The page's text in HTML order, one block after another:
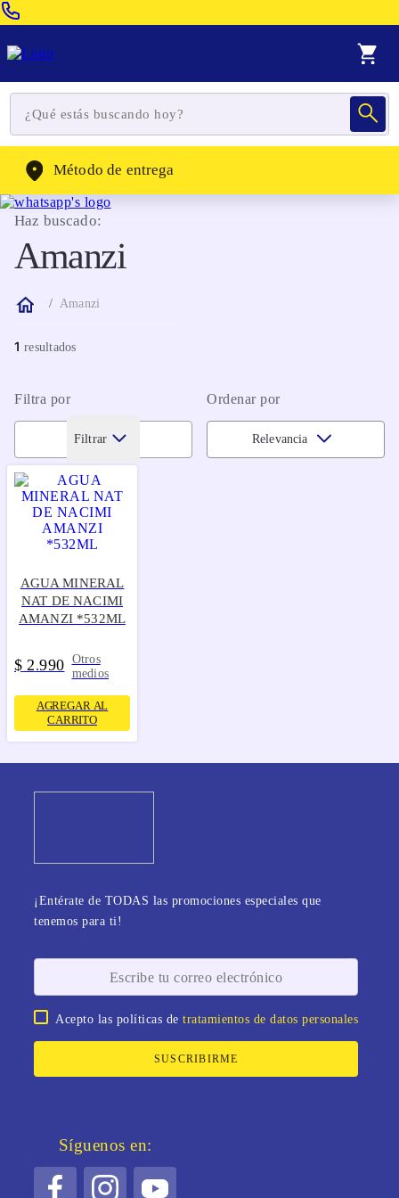
WhatsApp: (302) 262-4104
Método de entrega
Haz buscado:
Amanzi
Amanzi
1
Filtra por Ordenar por
Filtrar Relevancia
AGUA MINERAL
NAT DE NACIMI
AMANZI *532ML
$ 2.990 Otros
medios
AGREGAR AL
CARRITO
¡Entérate de TODAS las promociones especiales que
tenemos para ti!
Acepto las políticas detratamientos de datos personales
SUSCRIBIRME
Síguenos en: